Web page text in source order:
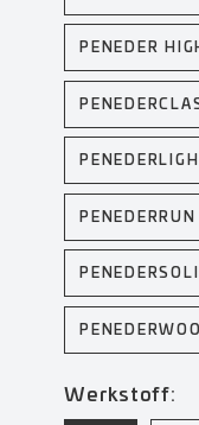
PENEDER
PENEDERRUN
Werkstoff: